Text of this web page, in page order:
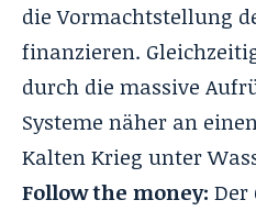
die Vormachtstellung
finanzieren.
durch die massive
Systeme näher an
Kalten Krieg unter
Follow the money: Der